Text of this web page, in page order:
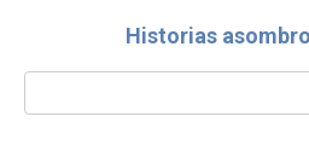
Historias
Search: